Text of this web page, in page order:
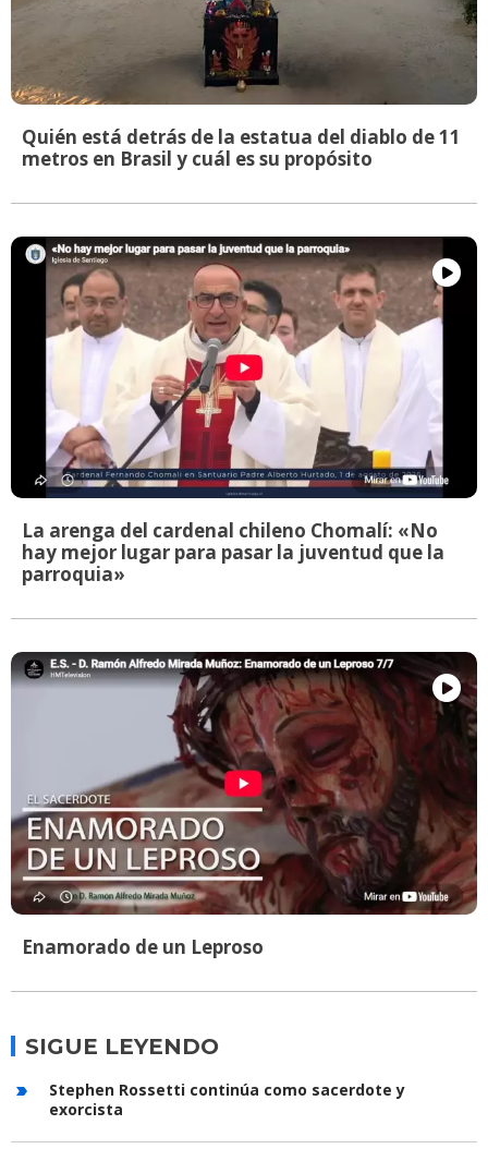
Quién está detrás de la estatua del diablo de 11
metros en Brasil y cuál es su propósito
La arenga del cardenal chileno Chomalí: «No
hay mejor lugar para pasar la juventud que la
parroquia»
Enamorado de un Leproso
SIGUE LEYENDO
Stephen Rossetti continúa como sacerdote y
exorcista